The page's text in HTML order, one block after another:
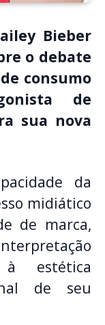
Bieber
o debate
consumo
de
sua nova
da
midiático
de marca,
estética
de seu